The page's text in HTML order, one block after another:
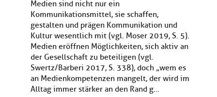
Medien sind nicht nur ein
Kommunikationsmittel, sie schaffen,
gestalten und prägen Kommunikation und
Kultur wesentlich mit (vgl. Moser 2019, S. 5).
Medien eröffnen Möglichkeiten, sich aktiv an
der Gesellschaft zu beteiligen (vgl.
Swertz/Barberi 2017, S. 338), doch „wem es
an Medienkompetenzen mangelt, der wird im
Alltag immer stärker an den Rand g...